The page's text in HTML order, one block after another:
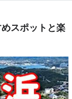
スポットと楽